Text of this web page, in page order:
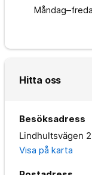
Hitta oss
Besöksadress
Lindhultsvägen
Visa på karta